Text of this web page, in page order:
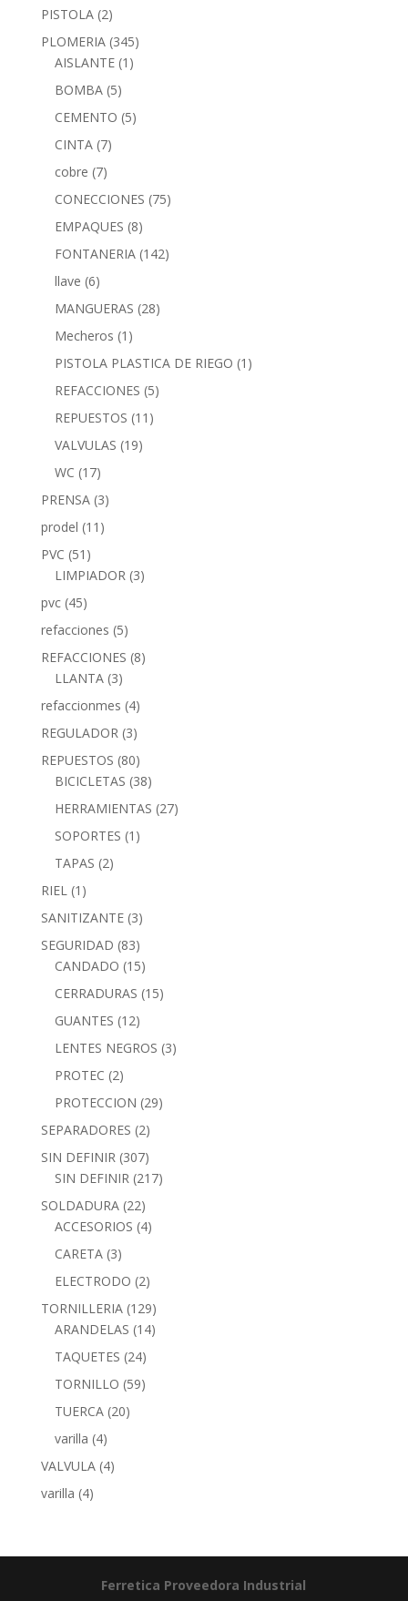
PISTOLA (2)
PLOMERIA (345)
AISLANTE (1)
BOMBA (5)
CEMENTO (5)
CINTA (7)
cobre (7)
CONECCIONES (75)
EMPAQUES (8)
FONTANERIA (142)
llave (6)
MANGUERAS (28)
Mecheros (1)
PISTOLA PLASTICA DE RIEGO (1)
REFACCIONES (5)
REPUESTOS (11)
VALVULAS (19)
WC (17)
PRENSA (3)
prodel (11)
PVC (51)
LIMPIADOR (3)
pvc (45)
refacciones (5)
REFACCIONES (8)
LLANTA (3)
refaccionmes (4)
REGULADOR (3)
REPUESTOS (80)
BICICLETAS (38)
HERRAMIENTAS (27)
SOPORTES (1)
TAPAS (2)
RIEL (1)
SANITIZANTE (3)
SEGURIDAD (83)
CANDADO (15)
CERRADURAS (15)
GUANTES (12)
LENTES NEGROS (3)
PROTEC (2)
PROTECCION (29)
SEPARADORES (2)
SIN DEFINIR (307)
SIN DEFINIR (217)
SOLDADURA (22)
ACCESORIOS (4)
CARETA (3)
ELECTRODO (2)
TORNILLERIA (129)
ARANDELAS (14)
TAQUETES (24)
TORNILLO (59)
TUERCA (20)
varilla (4)
VALVULA (4)
varilla (4)
Ferretica Proveedora Industrial